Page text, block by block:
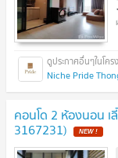
Niche Pride
คอนโด 2 ห้องนอน เ
3167231) NEW !